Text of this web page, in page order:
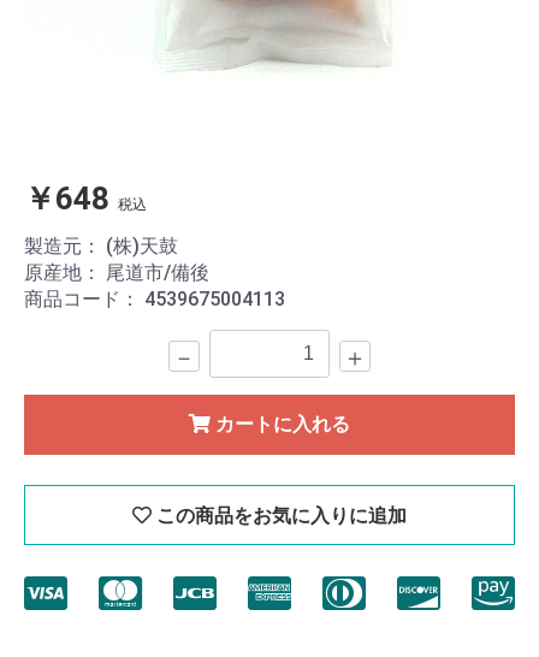
￥648 税込
製造元： (株)天鼓
原産地： 尾道市/備後
商品コード： 4539675004113
－ ＋
カートに入れる
この商品をお気に入りに追加